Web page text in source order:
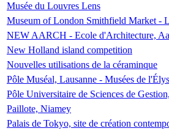
Musée du Louvres Lens
Museum of London Smithfield Market -
NEW AARCH - Ecole d'Architecture,
New Holland island competition
Nouvelles utilisations de la céraminque
Pôle Muséal, Lausanne - Musées de
Pôle Universitaire de Sciences de
Paillote, Niamey
Palais de Tokyo, site de création